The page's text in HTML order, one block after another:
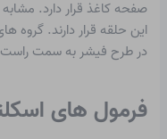
این حلقه قرار دارند.
در طرح فیشر به سمت راست
فرمول های